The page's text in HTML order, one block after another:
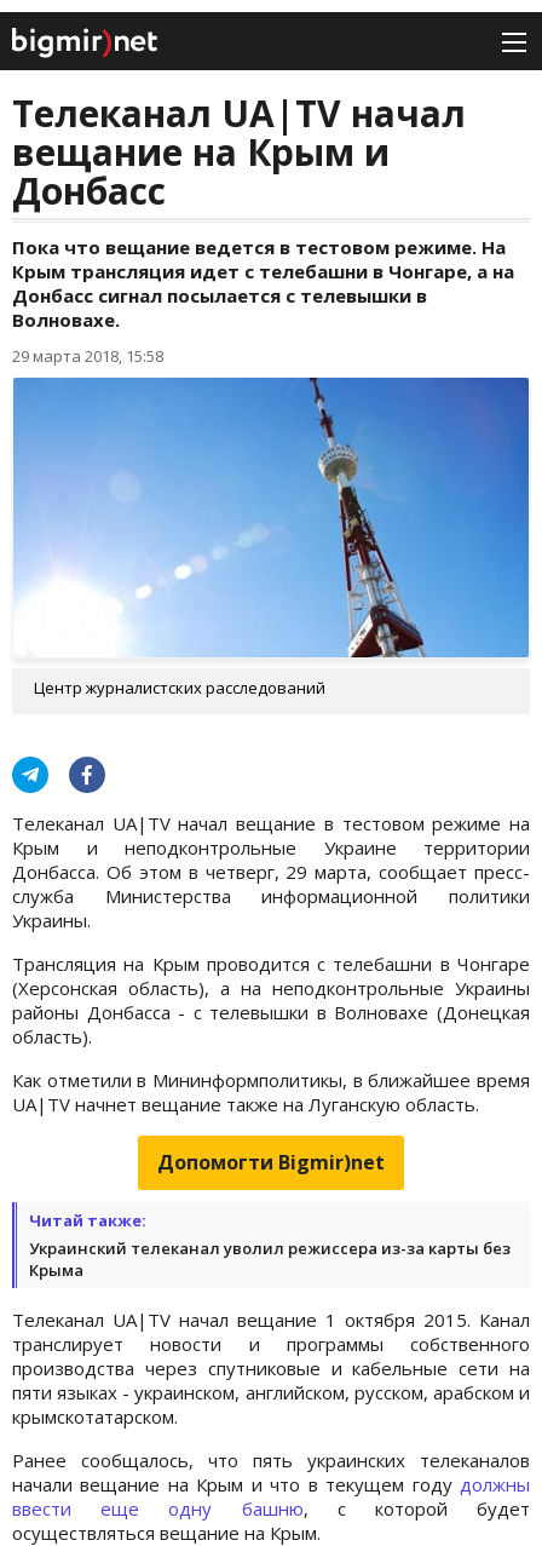
Телеканал UA|TV начал
вещание на Крым и
Донбасс
Пока что вещание ведется в тестовом режиме. На
Крым трансляция идет с телебашни в Чонгаре, а на
Донбасс сигнал посылается с телевышки в
Волновахе.
29 марта 2018, 15:58
Центр журналистских расследований
Телеканал UA|TV начал вещание в тестовом режиме на
Крым и неподконтрольные Украине территории
Донбасса. Об этом в четверг, 29 марта, сообщает пресс-
служба Министерства информационной политики
Украины.
Трансляция на Крым проводится с телебашни в Чонгаре
(Херсонская область), а на неподконтрольные Украины
районы Донбасса - с телевышки в Волновахе (Донецкая
область).
Как отметили в Мининформполитикы, в ближайшее время
UA|TV начнет вещание также на Луганскую область.
Допомогти Bigmir)net
Читай также:
Украинский телеканал уволил режиссера из-за карты без
Крыма
Телеканал UA|TV начал вещание 1 октября 2015. Канал
транслирует новости и программы собственного
производства через спутниковые и кабельные сети на
пяти языках - украинском, английском, русском, арабском и
крымскотатарском.
Ранее сообщалось, что пять украинских телеканалов
начали вещание на Крым и что в текущем году должны
ввести еще одну башню, с которой будет
осуществляться вещание на Крым.